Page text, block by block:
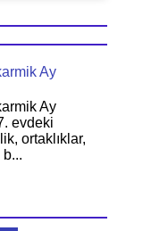
Ay
Ay
evdeki
ortaklıklar,